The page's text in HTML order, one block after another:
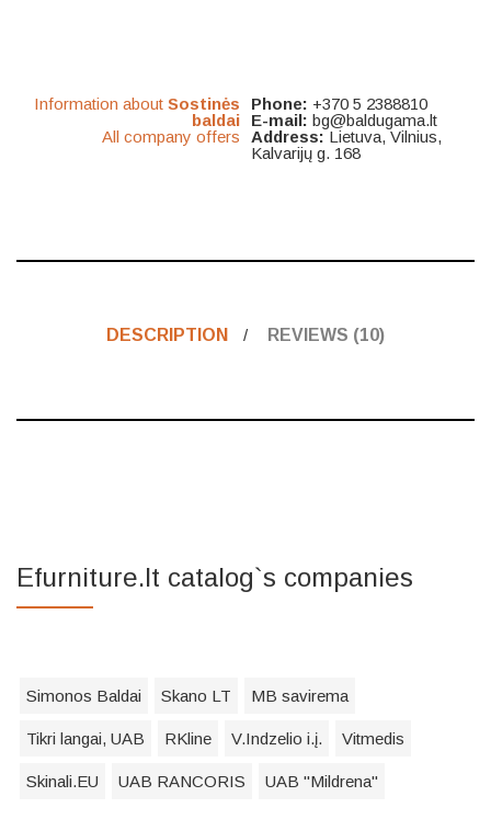
Information about Sostinės
baldai
All company offers
Phone: +370 5 2388810
E-mail: bg@baldugama.lt
Address: Lietuva, Vilnius,
Kalvarijų g. 168
DESCRIPTION REVIEWS (10)
Efurniture.lt catalog`s companies
Simonos Baldai Skano LT MB savirema
Tikri langai, UAB RKline V.Indzelio i.į. Vitmedis
Skinali.EU UAB RANCORIS UAB "Mildrena"